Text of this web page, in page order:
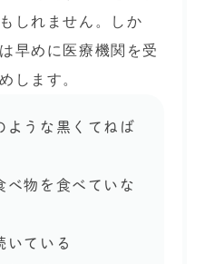
しれません。しか
早めに医療機関を受
します。
ような黒くてねば
べ物を食べていな
いている